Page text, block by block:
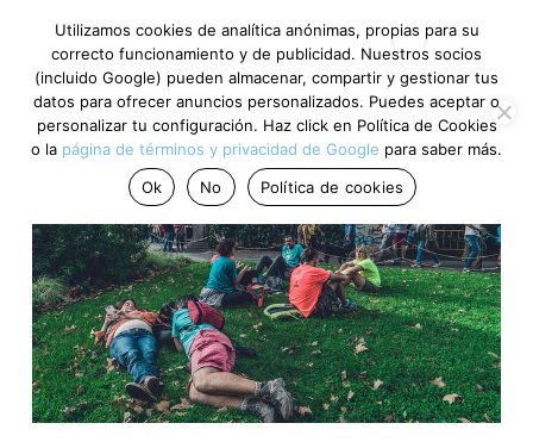
Utilizamos cookies de analítica anónimas, propias para su
correcto funcionamiento y de publicidad. Nuestros socios
(incluido Google) pueden almacenar, compartir y gestionar tus
datos para ofrecer anuncios personalizados. Puedes aceptar o
personalizar tu configuración. Haz click en Política de Cookies
o la página de términos y privacidad de Google para saber más.
Ok
No Política de cookies